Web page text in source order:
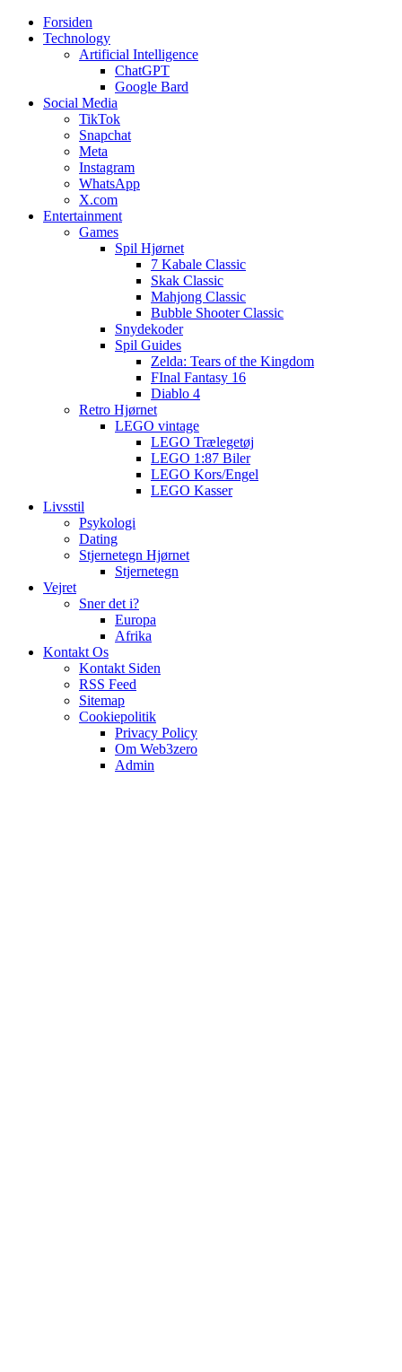
Web3zero.dk
Web3zero.dk
Forsiden
Technology
Artificial Intelligence
ChatGPT
Google Bard
Social Media
TikTok
Snapchat
Meta
Instagram
WhatsApp
X.com
Entertainment
Games
Spil Hjørnet
7 Kabale Classic
Skak Classic
Mahjong Classic
Bubble Shooter Classic
Snydekoder
Spil Guides
Zelda: Tears of the Kingdom
FInal Fantasy 16
Diablo 4
Retro Hjørnet
LEGO vintage
LEGO Trælegetøj
LEGO 1:87 Biler
LEGO Kors/Engel
LEGO Kasser
Livsstil
Psykologi
Dating
Stjernetegn Hjørnet
Stjernetegn
Vejret
Sner det i?
Europa
Afrika
Kontakt Os
Kontakt Siden
RSS Feed
Sitemap
Cookiepolitik
Privacy Policy
Om Web3zero
Admin